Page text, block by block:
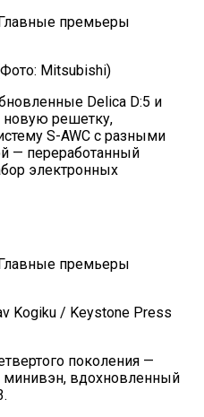
Mitsubishi)
Delica D:5 и
новую решетку,
S-AWC с разными
— переработанный
электронных
Kogiku / Keystone Press
поколения —
вдохновленный